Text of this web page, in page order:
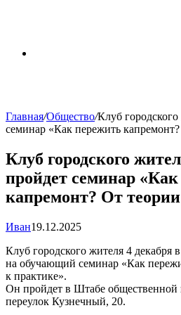
Главная/Общество/Клуб
семинар «Как пережить
Клуб городского
пройдет семинар
капремонт? От
Иван19.12.2025
Клуб городского жителя 4 декабря
на обучающий семинар «Как
к практике».
Он пройдет в Штабе общественной
переулок Кузнечный, 20.